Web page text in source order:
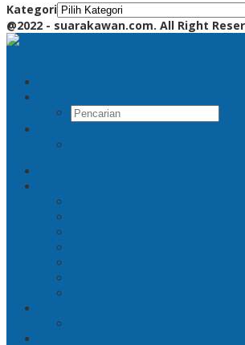
Kategori
@2022 - suarakawan.com. All Right